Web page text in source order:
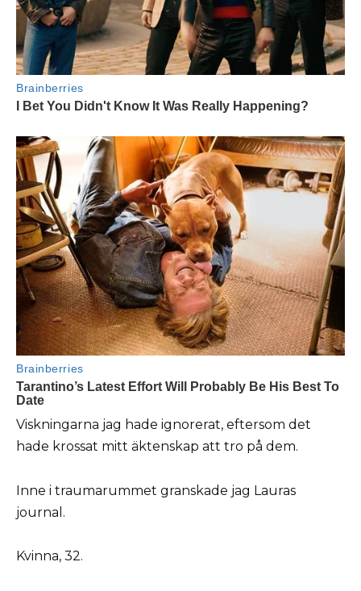
Viskningarna jag hade ignorerat, eftersom det
hade krossat mitt äktenskap att tro på dem.
Inne i traumarummet granskade jag Lauras
journal.
Kvinna, 32.